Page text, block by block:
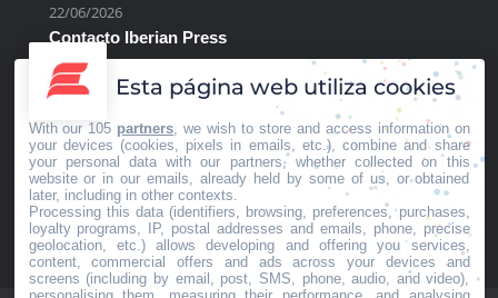
22/06/2026
Contacto Iberian Press
Principales vías de contacto:
E-mail:
info@iberianpress.es
Teléfono:
+34 911863556
Fax:
+34 911863556
Encuéntranos en:
Facebook
X
YouTube
Rss
Esta página web utiliza cookies
With our 105 partners , we wish to store and access information on
your devices (cookies, pixels in emails, etc.), combine and share
your personal data with our partners, whether collected on this
website or in our emails, already held by some of us, or obtained
later, including in other contexts.
Processing this data (identifiers, browsing, preferences, purchases,
loyalty programs, IP, postal addresses and emails, phone, precise
geolocation, etc.) allows developing and offering you services,
content, commercial offers and ads across your devices and
screens (including by email, post, SMS, phone, audio, and video),
personalising them, measuring their performance, and analysing